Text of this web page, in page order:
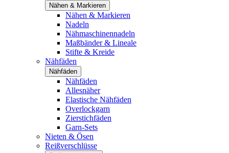
Nähen & Markieren
Nähen & Markieren
Nadeln
Nähmaschinennadeln
Maßbänder & Lineale
Stifte & Kreide
Nähfäden
Nähfäden
Nähfäden
Allesnäher
Elastische Nähfäden
Overlockgarn
Zierstichfäden
Garn-Sets
Nieten & Ösen
Reißverschlüsse